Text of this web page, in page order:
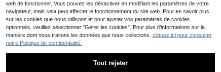
web de fonctionner. Vous pouvez les désactiver en modifiant les paramètres de votre
navigateur, mais cela peut affecter le fonctionnement du site web. Pour en savoir plus
sur les cookies que nous utilisons et pour ajuster vos paramètres de cookies
optionnels, veuillez sélectionner "Gérer les cookies". Pour plus d'informations sur la
manière dont nous traitons les données que nous collectons, cliquez ici pour consulter
notre Politique de confidentialité.
Tout rejeter